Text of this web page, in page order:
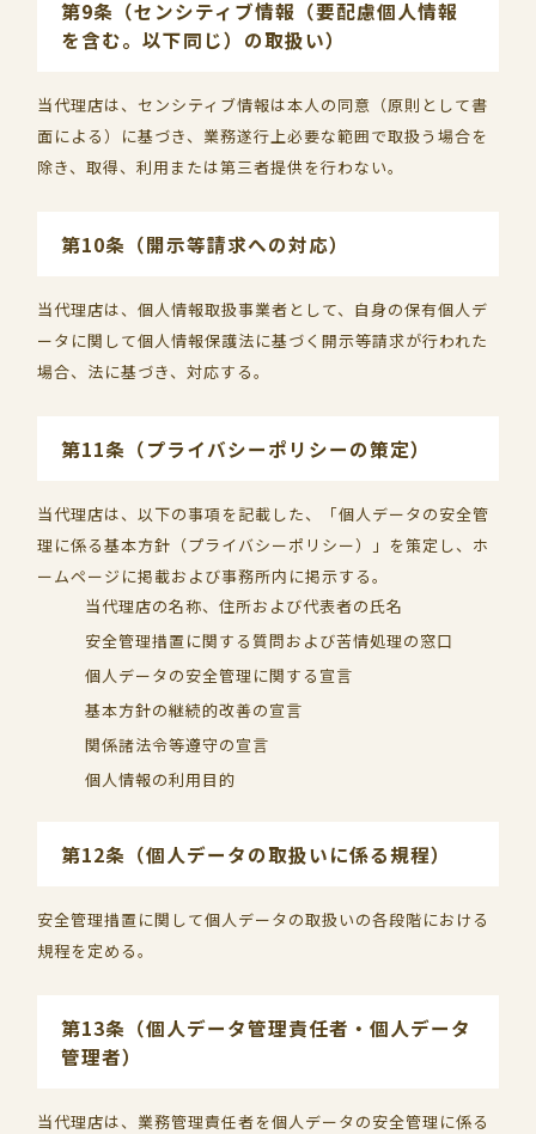
第9条（センシティブ情報（要配慮個人情報
を含む。以下同じ）の取扱い）
当代理店は、センシティブ情報は本人の同意（原則として書
面による）に基づき、業務遂行上必要な範囲で取扱う場合を
除き、取得、利用または第三者提供を行わない。
第10条（開示等請求への対応）
当代理店は、個人情報取扱事業者として、自身の保有個人デ
ータに関して個人情報保護法に基づく開示等請求が行われた
場合、法に基づき、対応する。
第11条（プライバシーポリシーの策定）
当代理店は、以下の事項を記載した、「個人データの安全管
理に係る基本方針（プライバシーポリシー）」を策定し、ホ
ームページに掲載および事務所内に掲示する。
当代理店の名称、住所および代表者の氏名
安全管理措置に関する質問および苦情処理の窓口
個人データの安全管理に関する宣言
基本方針の継続的改善の宣言
関係諸法令等遵守の宣言
個人情報の利用目的
第12条（個人データの取扱いに係る規程）
安全管理措置に関して個人データの取扱いの各段階における
規程を定める。
第13条（個人データ管理責任者・個人データ
管理者）
当代理店は、業務管理責任者を個人データの安全管理に係る